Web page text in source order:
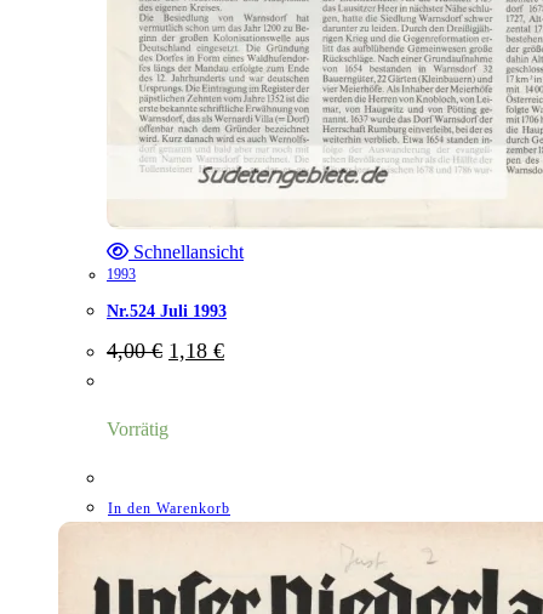
Schnellansicht
1993
Nr.524 Juli 1993
4,00€ Ursprünglicher
Preis
1,18 €Aktueller
Vorrätig
In den Warenkorb